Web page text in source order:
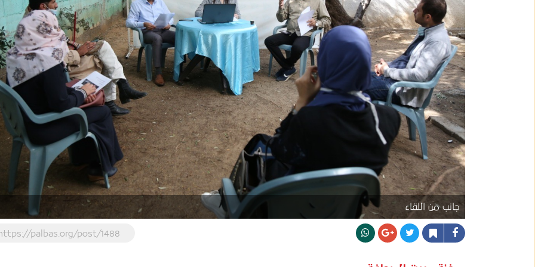
جانب من اللقاء
palbas.org/post/1488